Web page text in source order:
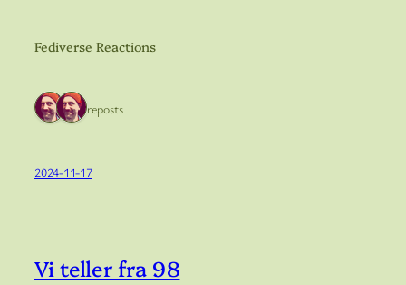
Fediverse Reactions
2 reposts
2024-11-17
Vi teller fra 98